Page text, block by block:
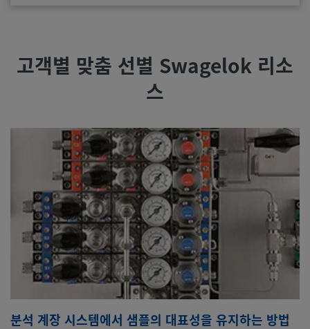
고객별 맞춤 선별 Swagelok 리소
스
분석 계장 시스템에서 샘플의 대표성을 유지하는 방법